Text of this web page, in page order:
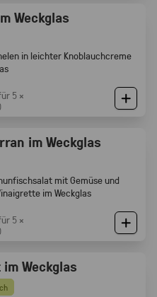
Weckglas
in leichter Knoblauchcreme
5 ×
im Weckglas
mit Gemüse und
im Weckglas
5 ×
Weckglas